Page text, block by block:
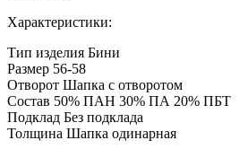
Характеристики:
Тип изделия Бини
Размер 56-58
Отворот Шапка с отворотом
Состав 50% ПАН 30% ПА 20% ПБТ
Подклад Без подклада
Толщина Шапка одинарная